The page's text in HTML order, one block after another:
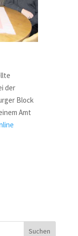
der
Block
Amt